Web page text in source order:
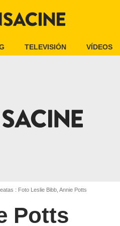
TELEVISIÓN VÍDEOS
: Foto Leslie Bibb, Annie Potts
Potts